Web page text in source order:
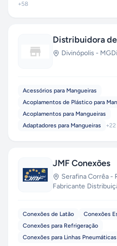
+58
Distribuidora
Divinópolis - MG
Acessórios para Mangueiras
Acoplamentos de Plástico para
Acoplamentos para Mangueiras
Adaptadores para Mangueiras
+22
JMF Conexões
Serafina Corrêa -
Fabricante·
Conexões de Latão
Conexões
Conexões para Refrigeração
Conexões para Linhas Pneumáticas